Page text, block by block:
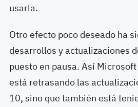
usarla.
Otro efecto poco deseado ha
desarrollos y actualizaciones
puesto en pausa. Así
está retrasando las
10, sino que también está